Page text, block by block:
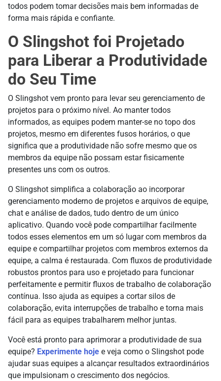
todos podem tomar decisões mais bem informadas de
forma mais rápida e confiante.
O Slingshot foi Projetado
para Liberar a Produtividade
do Seu Time
O Slingshot vem pronto para levar seu gerenciamento de
projetos para o próximo nível. Ao manter todos
informados, as equipes podem manter-se no topo dos
projetos, mesmo em diferentes fusos horários, o que
significa que a produtividade não sofre mesmo que os
membros da equipe não possam estar fisicamente
presentes uns com os outros.
O Slingshot simplifica a colaboração ao incorporar
gerenciamento moderno de projetos e arquivos de equipe,
chat e análise de dados, tudo dentro de um único
aplicativo. Quando você pode compartilhar facilmente
todos esses elementos em um só lugar com membros da
equipe e compartilhar projetos com membros externos da
equipe, a calma é restaurada. Com fluxos de produtividade
robustos prontos para uso e projetado para funcionar
perfeitamente e permitir fluxos de trabalho de colaboração
contínua. Isso ajuda as equipes a cortar silos de
colaboração, evita interrupções de trabalho e torna mais
fácil para as equipes trabalharem melhor juntas.
Você está pronto para aprimorar a produtividade de sua
equipe? Experimente hoje e veja como o Slingshot pode
ajudar suas equipes a alcançar resultados extraordinários
que impulsionam o crescimento dos negócios.